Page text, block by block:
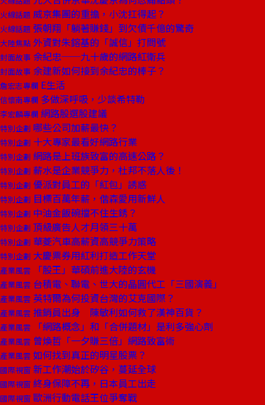
火線話題 威京集團的重擔，小沈扛得起？
火線話題 張朝翔「躺著賺錢」到欠債千億的驚奇
大陸焦點 外資對朱鎔基的「誠信」打問號
封面故事 余紀忠──九十歲的網路紅衛兵
封面故事 余建新如何接到余紀忠的棒子？
詹宏志專欄 E生活
信懷南專欄 多做深呼吸，少談希特勒
李宏麟專欄 網路股選股建議
特別企劃 哪些公司加薪最快？
特別企劃 十大專家最看好網路行業
特別企劃 網路是上班族致富的高速公路？
特別企劃 薪水是企業競爭力，杜邦不落人後！
特別企劃 優派對員工的「紅包」誘惑
特別企劃 目標百萬年薪，偕森愛用新鮮人
特別企劃 中油金飯碗擋不住生銹？
特別企劃 頂級廣告人才月領三十萬
特別企劃 華菱汽車高薪資高競爭力策略
特別企劃 大慶票券用紅利打造工作天堂
產業風雲 「股王」華碩前進大陸的玄機
產業風雲 台積電、聯電、世大的晶圓代工「三國演義」
產業風雲 英特爾為何投資台灣的艾克國際？
產業風雲 推銷員出身 陳敏利如何救了漢神百貨？
產業風雲 「網路概念」和「合併題材」是利多強心劑
產業風雲 曾煥哲「一夕賺三倍」網路致富術
產業風雲 如何找到真正的明星股票？
國際視窗 新工作潮始於矽谷，蔓延全球
國際視窗 終身保障不再，日本員工出走
國際視窗 歐洲行動電話王位爭奪戰